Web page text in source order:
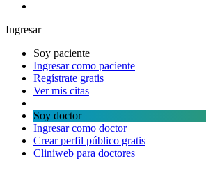
Ingresar
Soy paciente
Ingresar como paciente
Regístrate gratis
Ver mis citas
Soy doctor
Ingresar como doctor
Crear perfil público gratis
Cliniweb para doctores